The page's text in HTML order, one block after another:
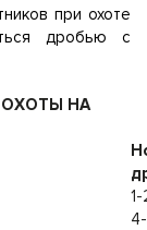
при охоте
дробью с
ОХОТЫ НА